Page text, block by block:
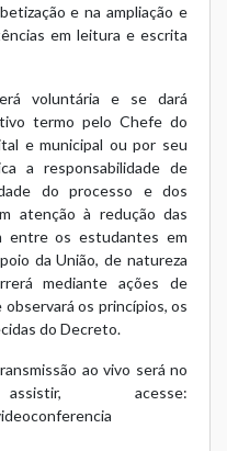
e na ampliação e
em leitura e escrita
voluntária e se dará
termo pelo Chefe do
e municipal ou por seu
a responsabilidade de
do processo e dos
atenção à redução das
entre os estudantes em
da União, de natureza
mediante ações de
os princípios, os
do Decreto.
ao vivo será no
acesse: